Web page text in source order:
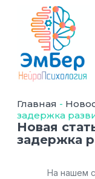
Главная -
задержка
Новая
задержка
На нашем